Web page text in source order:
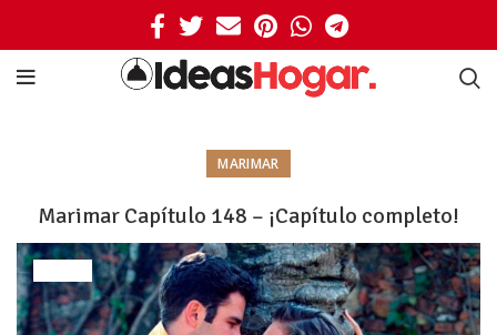
MARIMAR
Marimar Capítulo 148 – ¡Capítulo completo!